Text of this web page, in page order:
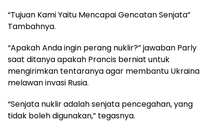
“Tujuan Kami Yaitu Mencapai Gencatan Senjata”
Tambahnya.
“Apakah Anda ingin perang nuklir?” jawaban Parly
saat ditanya apakah Prancis berniat untuk
mengirimkan tentaranya agar membantu Ukraina
melawan invasi Rusia.
“Senjata nuklir adalah senjata pencegahan, yang
tidak boleh digunakan,” tegasnya.